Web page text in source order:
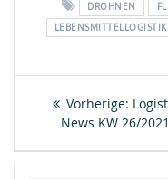
DROHNEN
LEBENSMITTELLOGISTIK
Vorherige:
News KW 26/2021